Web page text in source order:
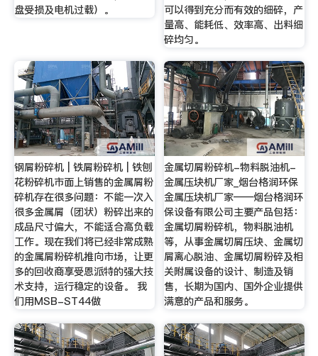
盘受损及电机过载）。
可以得到充分而有效的细碎，产
量高、能耗低、效率高、出料细
碎均匀。
钢屑粉碎机 | 铁屑粉碎机 | 铁刨
花粉碎机市面上销售的金属屑粉
碎机存在很多问题：不能一次入
很多金属屑（团状）粉碎出来的
成品尺寸偏大，不能适合高负载
工作。现在我们将已经非常成熟
的金属屑粉碎机推向市场，让更
多的回收商享受恩派特的强大技
术支持，运行稳定的设备。 我
们用MSB-ST44做
金属切屑粉碎机-物料脱油机-
金属压块机厂家_烟台格润环保
金属压块机厂家——烟台格润环
保设备有限公司主要产品包括：
金属切屑粉碎机，物料脱油机
等，从事金属切屑压块、金属切
屑离心脱油、金属切屑粉碎及相
关附属设备的设计、制造及销
售，长期为国内、国外企业提供
满意的产品和服务。